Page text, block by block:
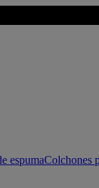
espumaColchones